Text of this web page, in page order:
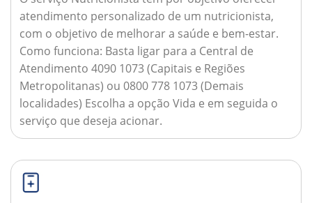
atendimento personalizado de um nutricionista,
com o objetivo de melhorar a saúde e bem-estar.
Como funciona: Basta ligar para a Central de
Atendimento 4090 1073 (Capitais e Regiões
Metropolitanas) ou 0800 778 1073 (Demais
localidades) Escolha a opção Vida e em seguida o
serviço que deseja acionar.